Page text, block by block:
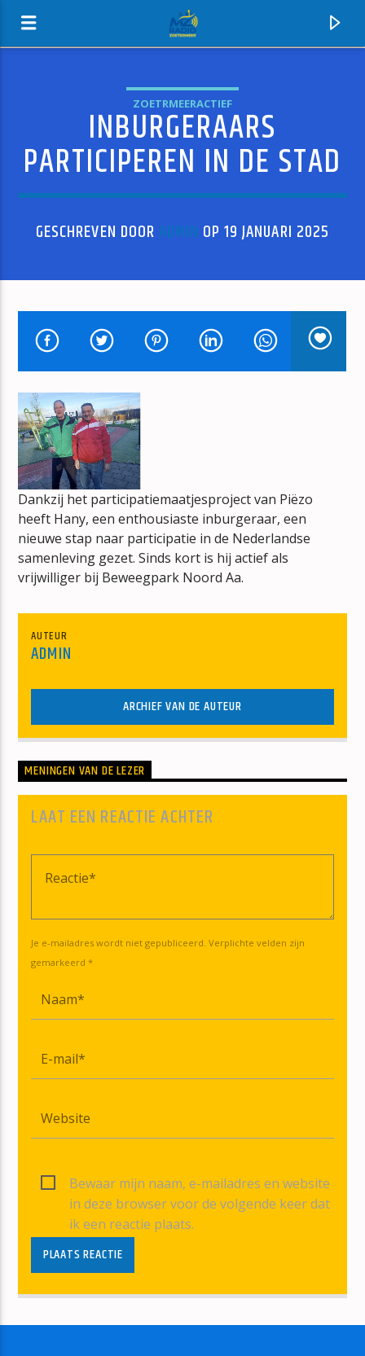
MZ-RADIO
HUIDIG NUMMER
DE ECHTE VENT
RACOON
mz-radio
ZOETRMEERACTIEF
INBURGERAARS
PARTICIPEREN IN DE STAD
GESCHREVEN DOOR ADMIN OP 19 JANUARI 2025
Dankzij het participatiemaatjesproject van Piëzo
heeft Hany, een enthousiaste inburgeraar, een
nieuwe stap naar participatie in de Nederlandse
samenleving gezet. Sinds kort is hij actief als
vrijwilliger bij Beweegpark Noord Aa.
AUTEUR
ADMIN
ARCHIEF VAN DE AUTEUR
MENINGEN VAN DE LEZER
LAAT EEN REACTIE ACHTER
Je e-mailadres wordt niet gepubliceerd. Verplichte velden zijn
gemarkeerd *
Bewaar mijn naam, e-mailadres en website
in deze browser voor de volgende keer dat
ik een reactie plaats.